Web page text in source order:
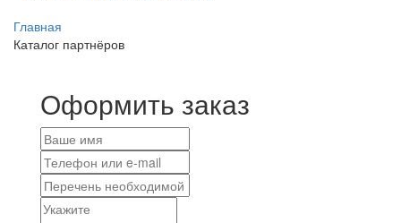
Главная
Каталог партнёров
Оформить заказ